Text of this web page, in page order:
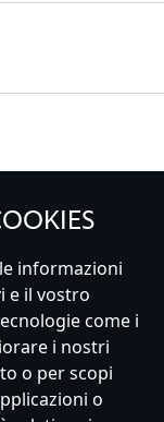
Mappa del Sito
informazioni
e il vostro
come i
i nostri
o per scopi
o